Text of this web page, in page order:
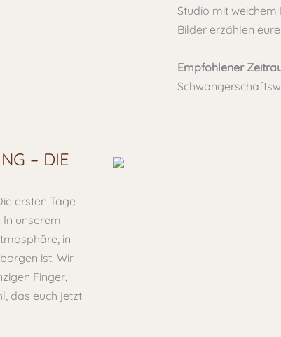
Studio mit weichem
Bilder erzählen
Empfohlener
– DIE
ersten Tage
unserem
in
ist. Wir
Finger,
das euch jetzt